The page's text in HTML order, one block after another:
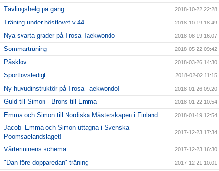
Tävlingshelg på gång 2018-10-22 22:28
Träning under höstlovet v.44 2018-10-19 18:49
Nya svarta grader på Trosa Taekwondo 2018-08-19 16:07
Sommarträning 2018-05-22 09:42
Påsklov 2018-03-26 14:30
Sportlovsledigt 2018-02-02 11:15
Ny huvudinstruktör på Trosa Taekwondo! 2018-01-26 09:20
Guld till Simon - Brons till Emma 2018-01-22 10:54
Emma och Simon till Nordiska Mästerskapen i Finland 2018-01-19 12:54
Jacob, Emma och Simon uttagna i Svenska
Poomsaelandslaget!
2017-12-23 17:34
Vårterminens schema 2017-12-23 16:30
"Dan före dopparedan"-träning 2017-12-21 10:01